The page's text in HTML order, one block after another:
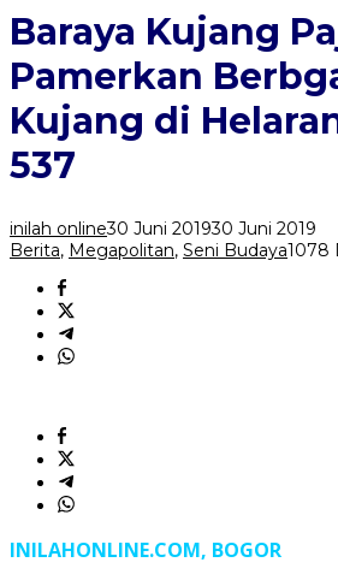
Pajajaran
Pamerkan
Berbgai
Jenis
Kujang
di
537
Baraya Kujang
Pamerkan
Kujang di
537
inilah online30 Juni 201930 Juni 2019
Berita, Megapolitan, Seni Budaya1078
INILAHONLINE.COM, BOGOR